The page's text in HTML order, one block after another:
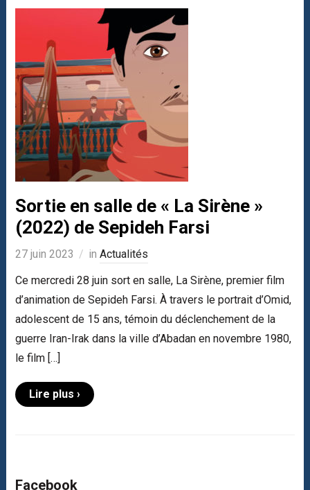
Sortie en salle de « La Sirène »
(2022) de Sepideh Farsi
27 juin 2023 in Actualités
Ce mercredi 28 juin sort en salle, La Sirène, premier film
d’animation de Sepideh Farsi. À travers le portrait d’Omid,
adolescent de 15 ans, témoin du déclenchement de la
guerre Iran-Irak dans la ville d’Abadan en novembre 1980,
le film […]
Lire plus ›
Facebook